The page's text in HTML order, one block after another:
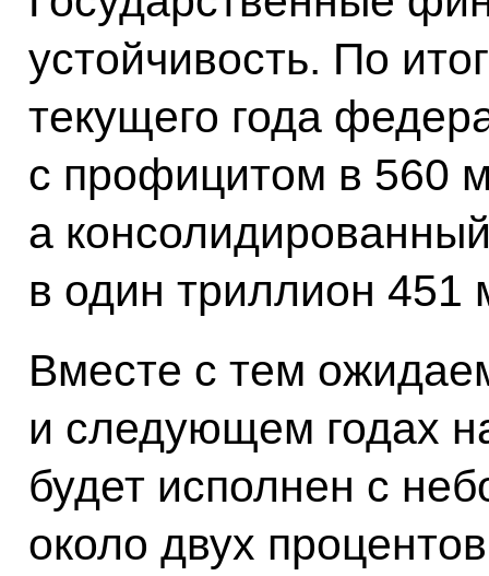
устойчивость. По
текущего года
с профицитом в 560
а
в один триллион 451
Вместе с тем
и следующем годах
будет исполнен с
около двух